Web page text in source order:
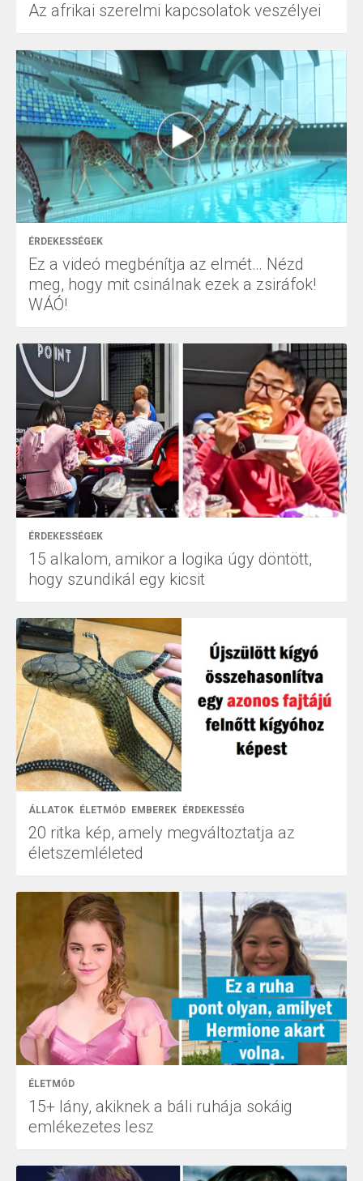
Az afrikai szerelmi kapcsolatok veszélyei
ÉRDEKESSÉGEK
Ez a videó megbénítja az elmét… Nézd
meg, hogy mit csinálnak ezek a zsiráfok!
WÁÓ!
ÉRDEKESSÉGEK
15 alkalom, amikor a logika úgy döntött,
hogy szundikál egy kicsit
ÁLLATOK ÉLETMÓD EMBEREK ÉRDEKESSÉG
20 ritka kép, amely megváltoztatja az
életszemléleted
ÉLETMÓD
15+ lány, akiknek a báli ruhája sokáig
emlékezetes lesz